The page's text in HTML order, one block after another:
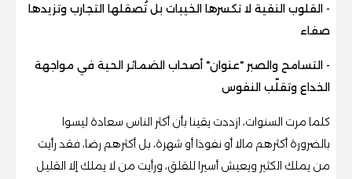
- القلوب النقية لا تكسرها الخيبات بل تُصقلها التجارب وتزيدها
صفاء
- التسامح والصبر "عنوان" أصحاب الضمائر الحية في مواجهة
الخداع وتقلّب النفوس
كلما مرت السنوات، ازددت يقينا بأن أكثر الناس سعادة ليسوا
بالضرورة أكثرهم مالا أو نفوذا أو شهرة، بل أكثرهم رضا، فقد رأيت
من يملك الكثير ويعيش أسيرا للقلق، ورأيت من لا يملك إلا القليل